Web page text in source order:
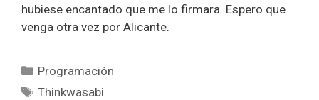
hubiese encantado que me lo firmara. Espero que
venga otra vez por Alicante.
Categorías
Programación
Etiquetas
Thinkwasabi